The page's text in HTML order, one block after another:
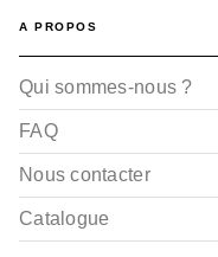
A PROPOS
Qui sommes-nous ?
FAQ
Nous contacter
Catalogue